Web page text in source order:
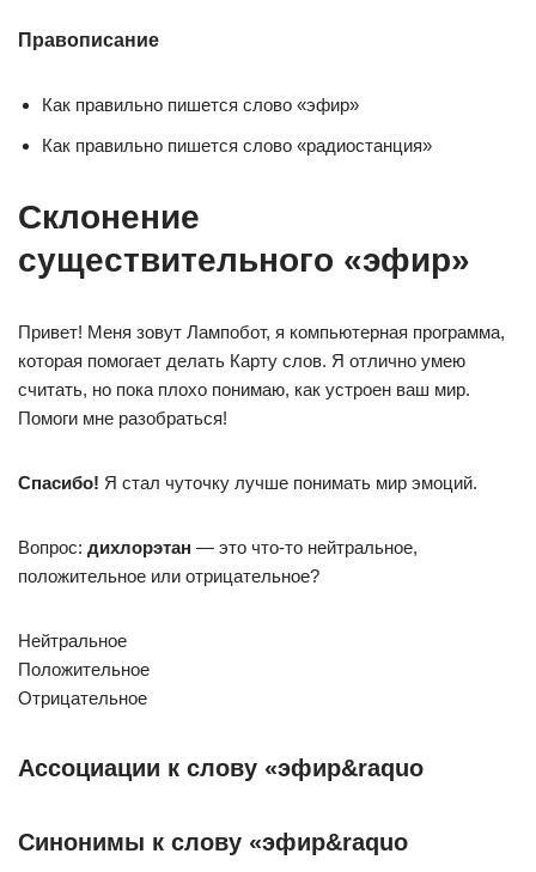
Правописание
Как правильно пишется слово «эфир»
Как правильно пишется слово «радиостанция»
Склонение
существительного «эфир»
Привет! Меня зовут Лампобот, я компьютерная программа,
которая помогает делать Карту слов. Я отлично умею
считать, но пока плохо понимаю, как устроен ваш мир.
Помоги мне разобраться!
Спасибо! Я стал чуточку лучше понимать мир эмоций.
Вопрос: дихлорэтан — это что-то нейтральное,
положительное или отрицательное?
Нейтральное
Положительное
Отрицательное
Ассоциации к слову «эфир&raquo
Синонимы к слову «эфир&raquo